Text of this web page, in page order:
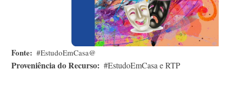
Fonte #EstudoEmCasa@
Proveniência do Recurso #EstudoEmCasa e RTP